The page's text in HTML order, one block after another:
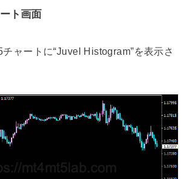
ト画面
ャートに“Juvel Histogram”を表示さ